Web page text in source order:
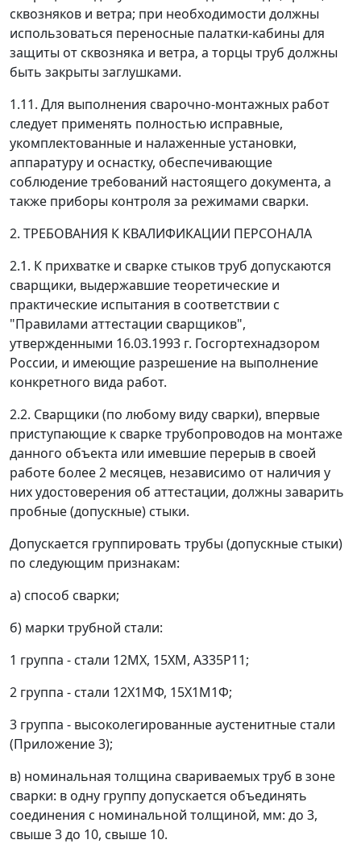
сквозняков и ветра; при необходимости должны
использоваться переносные палатки-кабины для
защиты от сквозняка и ветра, а торцы труб должны
быть закрыты заглушками.
1.11. Для выполнения сварочно-монтажных работ
следует применять полностью исправные,
укомплектованные и налаженные установки,
аппаратуру и оснастку, обеспечивающие
соблюдение требований настоящего документа, а
также приборы контроля за режимами сварки.
2. ТРЕБОВАНИЯ К КВАЛИФИКАЦИИ ПЕРСОНАЛА
2.1. К прихватке и сварке стыков труб допускаются
сварщики, выдержавшие теоретические и
практические испытания в соответствии с
"Правилами аттестации сварщиков",
утвержденными 16.03.1993 г. Госгортехнадзором
России, и имеющие разрешение на выполнение
конкретного вида работ.
2.2. Сварщики (по любому виду сварки), впервые
приступающие к сварке трубопроводов на монтаже
данного объекта или имевшие перерыв в своей
работе более 2 месяцев, независимо от наличия у
них удостоверения об аттестации, должны заварить
пробные (допускные) стыки.
Допускается группировать трубы (допускные стыки)
по следующим признакам:
а) способ сварки;
б) марки трубной стали:
1 группа - стали 12МХ, 15ХМ, А335Р11;
2 группа - стали 12Х1МФ, 15Х1М1Ф;
3 группа - высоколегированные аустенитные стали
(Приложение 3);
в) номинальная толщина свариваемых труб в зоне
сварки: в одну группу допускается объединять
соединения с номинальной толщиной, мм: до 3,
свыше 3 до 10, свыше 10.